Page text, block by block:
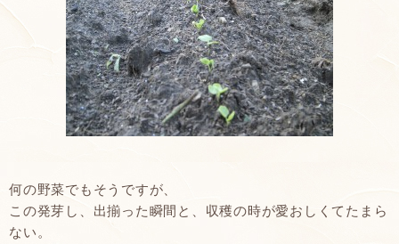
何の野菜でもそうですが、
この発芽し、出揃った瞬間と、収穫の時が愛おしくてたまら
ない。